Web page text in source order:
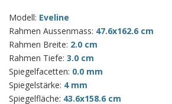
Modell: Eveline
Rahmen Aussenmass: 47.6x162.6 cm
Rahmen Breite: 2.0 cm
Rahmen Tiefe: 3.0 cm
Spiegelfacetten: 0.0 mm
Spiegelstärke: 4 mm
Spiegelfläche: 43.6x158.6 cm